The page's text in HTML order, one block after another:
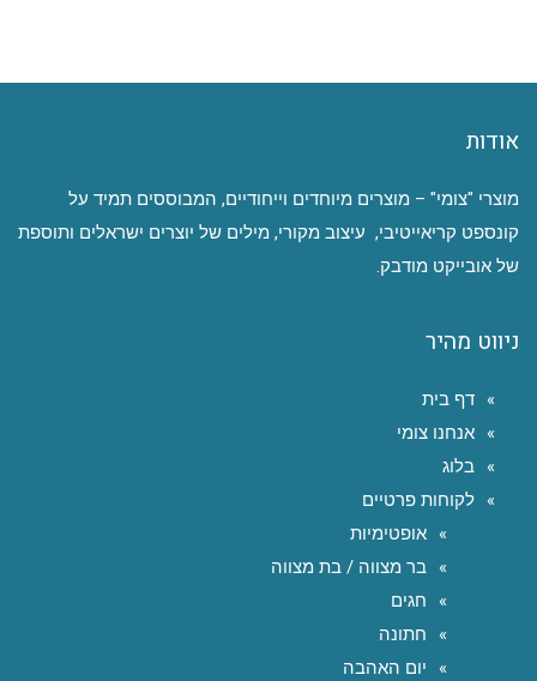
אודות
מוצרי "צומי" – מוצרים מיוחדים וייחודיים, המבוססים תמיד על
קונספט קריאייטיבי, עיצוב מקורי, מילים של יוצרים ישראלים ותוספת
של אובייקט מודבק.
ניווט מהיר
דף בית
אנחנו צומי
בלוג
לקוחות פרטיים
אופטימיות
בר מצווה / בת מצווה
חגים
חתונה
יום האהבה